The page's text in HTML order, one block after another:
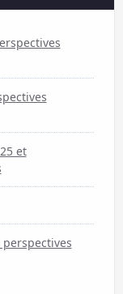
et
perspectives